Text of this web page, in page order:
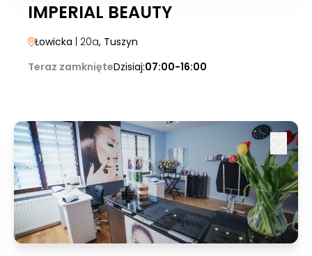
IMPERIAL BEAUTY
Łowicka | 20a, Tuszyn
Teraz zamknięteDzisiaj:07:00-16:00